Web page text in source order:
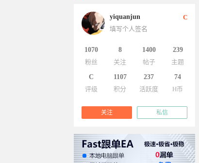
yiquanjun
C
填写个人签名
1070
粉丝
8
关注
1400
帖子
239
主题
C
评级
1107
积分
237
活跃度
74
H币
关注 私信